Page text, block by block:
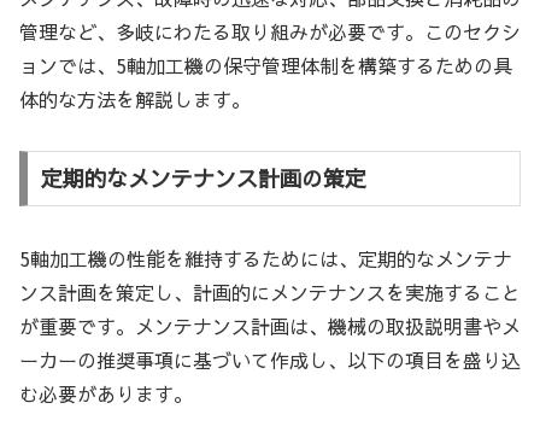
管理など、多岐にわたる取り組みが必要です。このセクシ
ョンでは、5軸加工機の保守管理体制を構築するための具
体的な方法を解説します。
定期的なメンテナンス計画の策定
5軸加工機の性能を維持するためには、定期的なメンテナ
ンス計画を策定し、計画的にメンテナンスを実施すること
が重要です。メンテナンス計画は、機械の取扱説明書やメ
ーカーの推奨事項に基づいて作成し、以下の項目を盛り込
む必要があります。